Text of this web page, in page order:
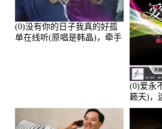
(0)没有你的日子我真的好孤
单在线听(原唱是韩晶)，牵手
(0)爱永
籁天)，
离]演唱